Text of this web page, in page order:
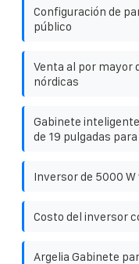
Configuración de
público
Venta al por mayor
nórdicas
Gabinete
de 19 pulgadas
Inversor de 5000
Costo del inversor
Argelia Gabinete